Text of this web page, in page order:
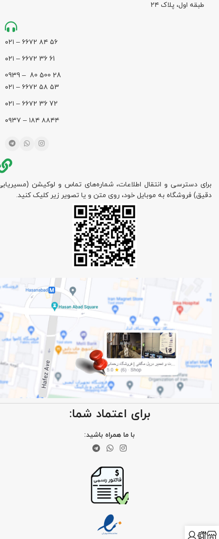
طبقه اول، پلاک ۲۴
۵۶ ۸۴ ۶۶۷۲ – ۰۲۱
61 36 ۶۶۷۲ – ۰۲۱
28 500 80 – 0939
۵۳ ۵۸ ۶۶۷۲ – ۰۲۱
72 36 ۶۶۷۲ – ۰۲۱
۸۸۴۴ ۱۸۴ – ۰۹۳۷
برای دسترسی و انتقال اطلاعات، شماره‌های تماس و لوکیشن
دقیق) فروشگاه به موبایل خود، روی متن و یا تصویر زیر کلیک کنید.
برای اعتماد شما:
با ما همراه باشید: